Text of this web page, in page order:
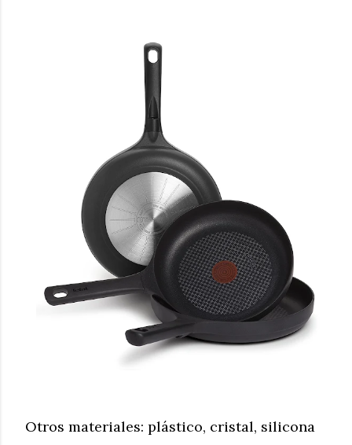
Otros materiales: plástico, cristal, silicona